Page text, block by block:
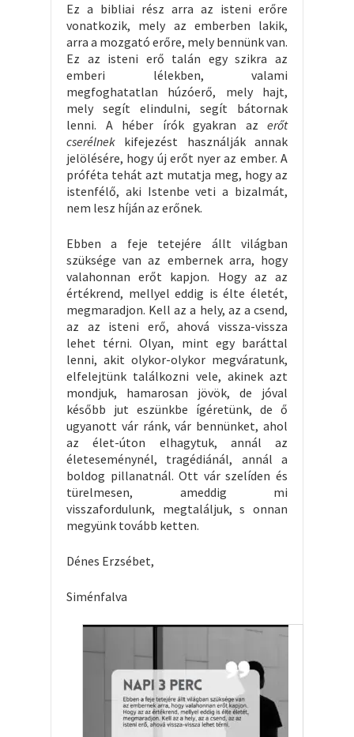
Ez a bibliai rész arra az isteni erőre
vonatkozik, mely az emberben lakik,
arra a mozgató erőre, mely bennünk van.
Ez az isteni erő talán egy szikra az
emberi lélekben, valami
megfoghatatlan húzóerő, mely hajt,
mely segít elindulni, segít bátornak
lenni. A héber írók gyakran az erőt
cserélnek kifejezést használják annak
jelölésére, hogy új erőt nyer az ember. A
próféta tehát azt mutatja meg, hogy az
istenfélő, aki Istenbe veti a bizalmát,
nem lesz híján az erőnek.
Ebben a feje tetejére állt világban
szüksége van az embernek arra, hogy
valahonnan erőt kapjon. Hogy az az
értékrend, mellyel eddig is élte életét,
megmaradjon. Kell az a hely, az a csend,
az az isteni erő, ahová vissza-vissza
lehet térni. Olyan, mint egy baráttal
lenni, akit olykor-olykor megváratunk,
elfelejtünk találkozni vele, akinek azt
mondjuk, hamarosan jövök, de jóval
később jut eszünkbe ígéretünk, de ő
ugyanott vár ránk, vár bennünket, ahol
az élet-úton elhagytuk, annál az
életeseménynél, tragédiánál, annál a
boldog pillanatnál. Ott vár szelíden és
türelmesen, ameddig mi
visszafordulunk, megtaláljuk, s onnan
megyünk tovább ketten.
Dénes Erzsébet,
Siménfalva